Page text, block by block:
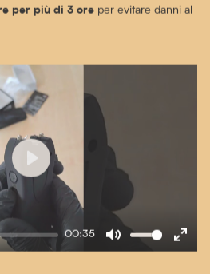
per più di 3 ore per evitare danni al
00:35
Play